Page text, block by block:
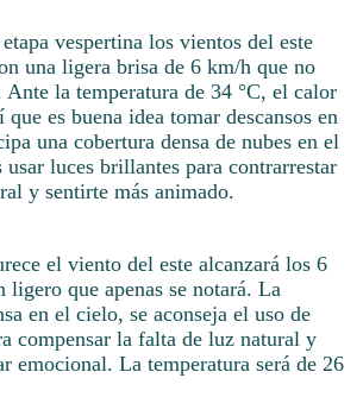
vespertina los vientos del este
una ligera brisa de 6 km/h que no
Ante la temperatura de 34 °C, el calor
que es buena idea tomar descansos en
una cobertura densa de nubes en el
luces brillantes para contrarrestar
y sentirte más animado.
el viento del este alcanzará los 6
ligero que apenas se notará. La
en el cielo, se aconseja el uso de
compensar la falta de luz natural y
emocional. La temperatura será de 26